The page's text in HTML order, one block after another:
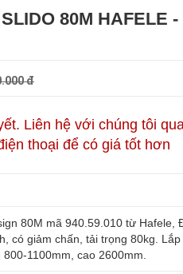
80M HAFELE -
đ
Liên hệ với chúng tôi
thoại để có giá tốt hơn
80M mã 940.59.010 từ Hafele,
có giảm chấn, tải trọng 80kg.
1100mm, cao 2600mm.